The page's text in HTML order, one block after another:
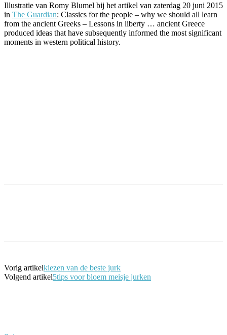
Illustratie van Romy Blumel bij het artikel van zaterdag 20 juni 2015
in The Guardian: Classics for the people – why we should all learn
from the ancient Greeks – Lessons in liberty … ancient Greece
produced ideas that have subsequently informed the most significant
moments in western political history.
Vorig artikelkiezen van de beste jurk
Volgend artikel5tips voor bloem meisje jurken